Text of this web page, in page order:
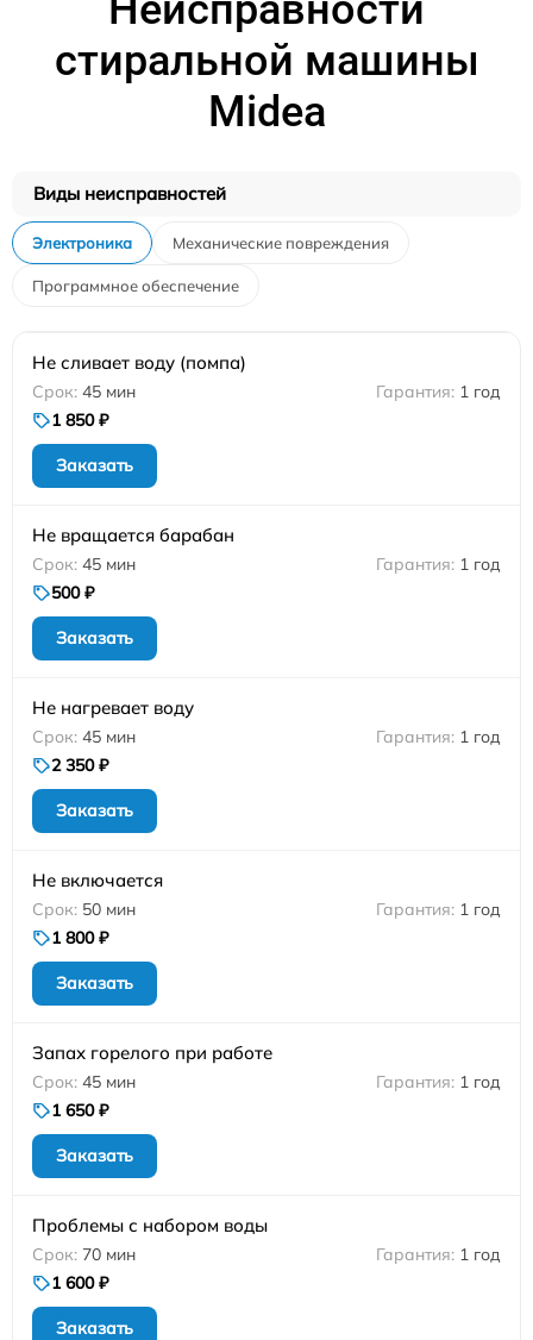
стиральной машины
Midea
Виды неисправностей
Электроника Механические повреждения
Программное обеспечение
Не сливает воду (помпа)
45 мин
1 год
1 850 ₽
Заказать
Не вращается барабан
45 мин
1 год
500 ₽
Заказать
Не нагревает воду
45 мин
1 год
2 350 ₽
Заказать
Не включается
50 мин
1 год
1 800 ₽
Заказать
Запах горелого при работе
45 мин
1 год
1 650 ₽
Заказать
Проблемы с набором воды
70 мин
1 год
1 600 ₽
Заказать